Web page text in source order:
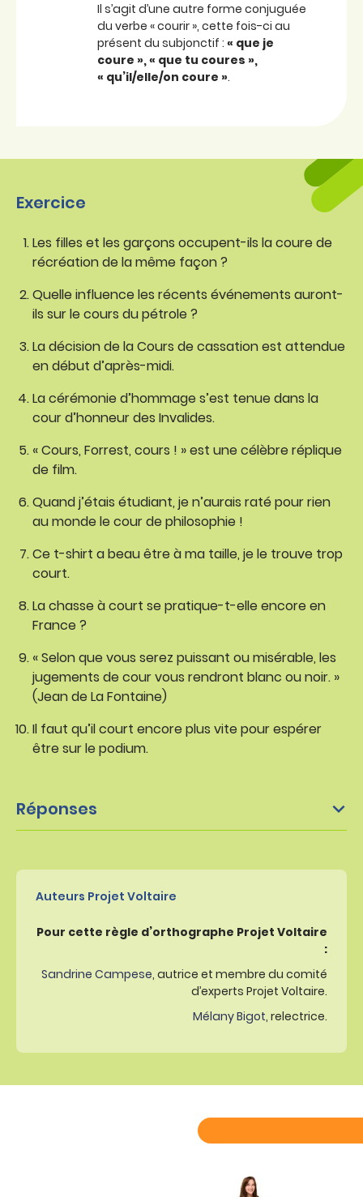
Il s’agit d’une autre forme conjuguée
du verbe « courir », cette fois-ci au
présent du subjonctif : « que je
coure », « que tu coures »,
« qu’il/elle/on coure ».
Exercice
Les filles et les garçons occupent-ils la coure de
récréation de la même façon ?
Quelle influence les récents événements auront-
ils sur le cours du pétrole ?
La décision de la Cours de cassation est attendue
en début d’après-midi.
La cérémonie d’hommage s’est tenue dans la
cour d’honneur des Invalides.
« Cours, Forrest, cours ! » est une célèbre réplique
de film.
Quand j’étais étudiant, je n’aurais raté pour rien
au monde le cour de philosophie !
Ce t-shirt a beau être à ma taille, je le trouve trop
court.
La chasse à court se pratique-t-elle encore en
France ?
« Selon que vous serez puissant ou misérable, les
jugements de cour vous rendront blanc ou noir. »
(Jean de La Fontaine)
Il faut qu’il court encore plus vite pour espérer
être sur le podium.
Réponses
Auteurs Projet Voltaire
Pour cette règle d’orthographe Projet Voltaire
:
Sandrine Campese, autrice et membre du comité
d’experts Projet Voltaire.
Mélany Bigot, relectrice.